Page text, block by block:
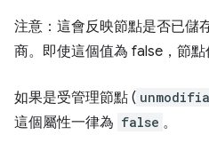
注意：這會反映節點是否已儲
商。即使這個值為 false，節點
如果是受管理節點 (
這個屬性一律為 false 。